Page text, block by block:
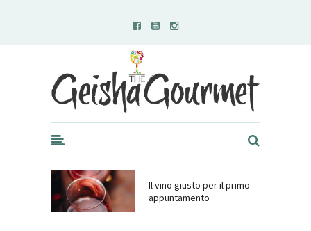
Geisha Gourmet
Il vino giusto per il primo
appuntamento